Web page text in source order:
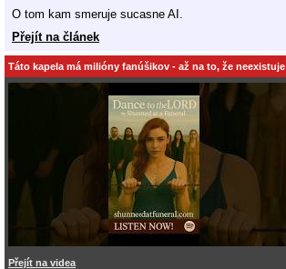
O tom kam smeruje sucasne AI.
Přejít na článek
Táto kapela má milióny fanúšikov - až na to, že neexistuje
Přejít na videa